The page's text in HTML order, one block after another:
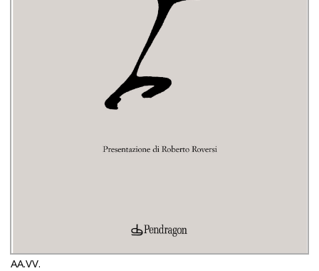
AA.VV.